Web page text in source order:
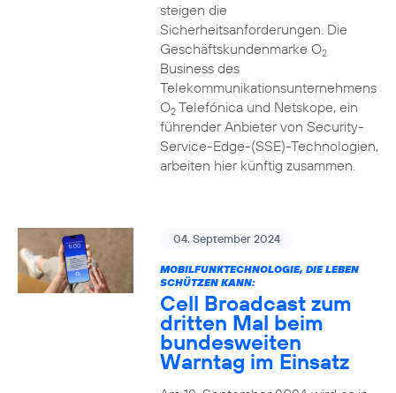
steigen die
Sicherheitsanforderungen. Die
Geschäftskundenmarke O2
Business des
Telekommunikationsunternehmens
O2Telefónica und Netskope, ein
führender Anbieter von Security-
Service-Edge-(SSE)-Technologien,
arbeiten hier künftig zusammen.
04. September 2024
MOBILFUNKTECHNOLOGIE, DIE LEBEN
SCHÜTZEN KANN:
Cell Broadcast zum
dritten Mal beim
bundesweiten
Warntag im Einsatz